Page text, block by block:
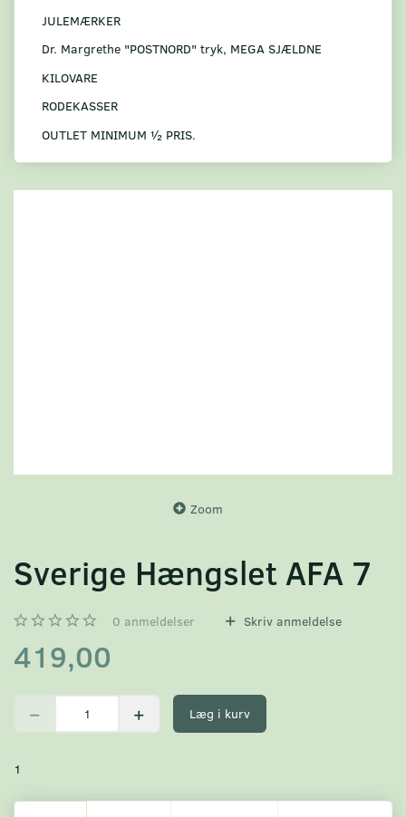
JULEMÆRKER
Dr. Margrethe "POSTNORD" tryk, MEGA SJÆLDNE
KILOVARE
RODEKASSER
OUTLET MINIMUM ½ PRIS.
Zoom
Sverige Hængslet AFA 7
0 anmeldelser Skriv anmeldelse
419,00
Læg i kurv
1